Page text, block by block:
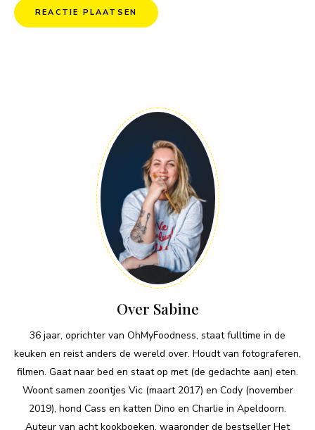
Over Sabine
36 jaar, oprichter van OhMyFoodness, staat fulltime in de
keuken en reist anders de wereld over. Houdt van fotograferen,
filmen. Gaat naar bed en staat op met (de gedachte aan) eten.
Woont samen zoontjes Vic (maart 2017) en Cody (november
2019), hond Cass en katten Dino en Charlie in Apeldoorn.
Auteur van acht kookboeken, waaronder de bestseller Het